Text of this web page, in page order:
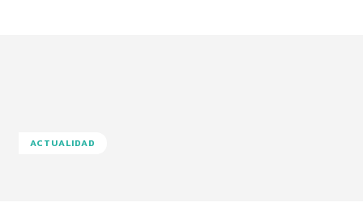
ACTUALIDAD